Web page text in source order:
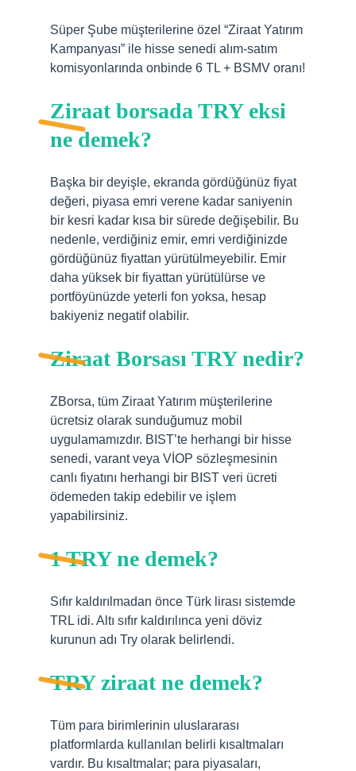
Süper Şube müşterilerine özel “Ziraat Yatırım
Kampanyası” ile hisse senedi alım-satım
komisyonlarında onbinde 6 TL + BSMV oranı!
Ziraat borsada TRY eksi
ne demek?
Başka bir deyişle, ekranda gördüğünüz fiyat
değeri, piyasa emri verene kadar saniyenin
bir kesri kadar kısa bir sürede değişebilir. Bu
nedenle, verdiğiniz emir, emri verdiğinizde
gördüğünüz fiyattan yürütülmeyebilir. Emir
daha yüksek bir fiyattan yürütülürse ve
portföyünüzde yeterli fon yoksa, hesap
bakiyeniz negatif olabilir.
Ziraat Borsası TRY nedir?
ZBorsa, tüm Ziraat Yatırım müşterilerine
ücretsiz olarak sunduğumuz mobil
uygulamamızdır. BIST’te herhangi bir hisse
senedi, varant veya VİOP sözleşmesinin
canlı fiyatını herhangi bir BIST veri ücreti
ödemeden takip edebilir ve işlem
yapabilirsiniz.
1 TRY ne demek?
Sıfır kaldırılmadan önce Türk lirası sistemde
TRL idi. Altı sıfır kaldırılınca yeni döviz
kurunun adı Try olarak belirlendi.
TRY ziraat ne demek?
Tüm para birimlerinin uluslararası
platformlarda kullanılan belirli kısaltmaları
vardır. Bu kısaltmalar; para piyasaları,